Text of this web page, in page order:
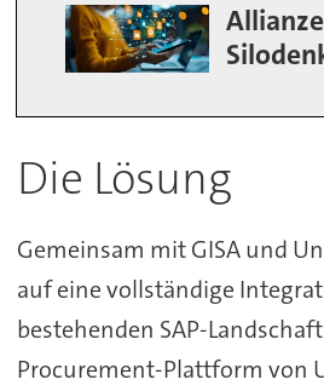
Die Lösung
Gemeinsam mit GISA und
auf eine vollständige
bestehenden SAP-
Procurement-Plattform von